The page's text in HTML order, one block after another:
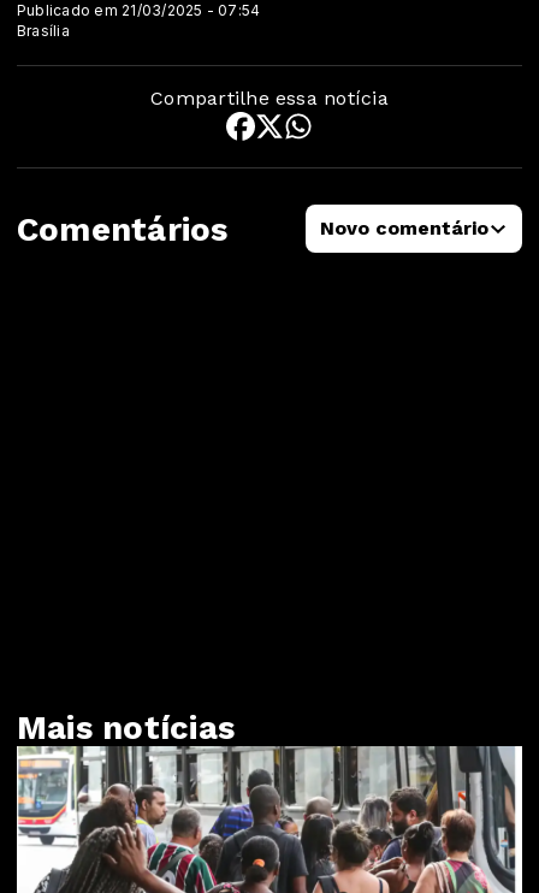
Publicado em 21/03/2025 - 07:54
Brasília
Compartilhe essa notícia
Comentários Novo comentário
Mais notícias